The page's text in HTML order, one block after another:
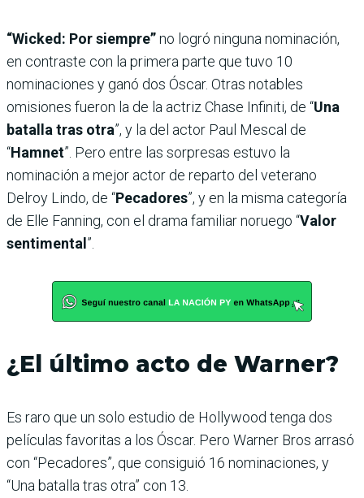
“Wicked: Por siempre”no logró ninguna nominación,
en contraste con la primera parte que tuvo 10
nominaciones y ganó dos Óscar. Otras notables
omisiones fueron la de la actriz Chase Infiniti, de “Una
batalla tras otra”, y la del actor Paul Mescal de
“Hamnet”. Pero entre las sorpresas estuvo la
nominación a mejor actor de reparto del veterano
Delroy Lindo, de “Pecadores”, y en la misma categoría
de Elle Fanning, con el drama familiar noruego “Valor
sentimental ”.
¿El último acto de Warner?
Es raro que un solo estudio de Hollywood tenga dos
películas favoritas a los Óscar. Pero Warner Bros arrasó
con “Pecadores”, que consiguió 16 nominaciones, y
“Una batalla tras otra” con 13.